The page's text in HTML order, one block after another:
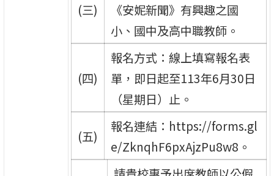
(三)
《安妮新聞》有興趣之國
小、國中及高中職教師。
(四)
報名方式：線上填寫報名表
單，即日起至113年6月30日
（星期日）止。
(五)
報名連結：https://forms.gl
e/ZknqhF6pxAjzPu8w8。